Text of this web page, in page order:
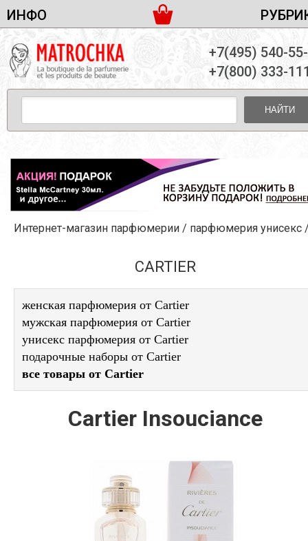
ИНФО
ДОСТАВКА И ОПЛАТА
ПАРТНЕРСТВО
КОНТАКТЫ
ЖЕНСКАЯ ПАРФЮМЕРИЯ
МУЖСКАЯ ПАРФЮМЕРИЯ
УНИСЕКС ПАРФЮМЕРИЯ
ЖЕНСКИЕ НАБОРЫ
МУЖСКИЕ НАБОРЫ
УНИСЕКС НАБОРЫ
УХОД ЗА ЛИЦОМ
УХОД ЗА ТЕЛОМ
ДЕКОРАТИВНАЯ КОСМЕТИКА
+7(495) 540-
+7(800) 333-
НАЙТИ
Интернет-магазин парфюмерии / парфюмерия унисекс
CARTIER
женская парфюмерия от Cartier
мужская парфюмерия от Cartier
унисекс парфюмерия от Cartier
подарочные наборы от Cartier
все товары от Cartier
Cartier Insouciance